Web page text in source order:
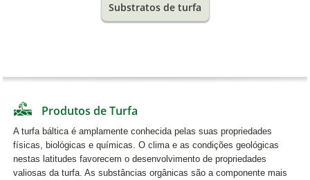
Substratos de turfa
Produtos de Turfa
A turfa báltica é amplamente conhecida pelas suas propriedades
físicas, biológicas e químicas. O clima e as condições geológicas
nestas latitudes favorecem o desenvolvimento de propriedades
valiosas da turfa. As substâncias orgânicas são a componente mais